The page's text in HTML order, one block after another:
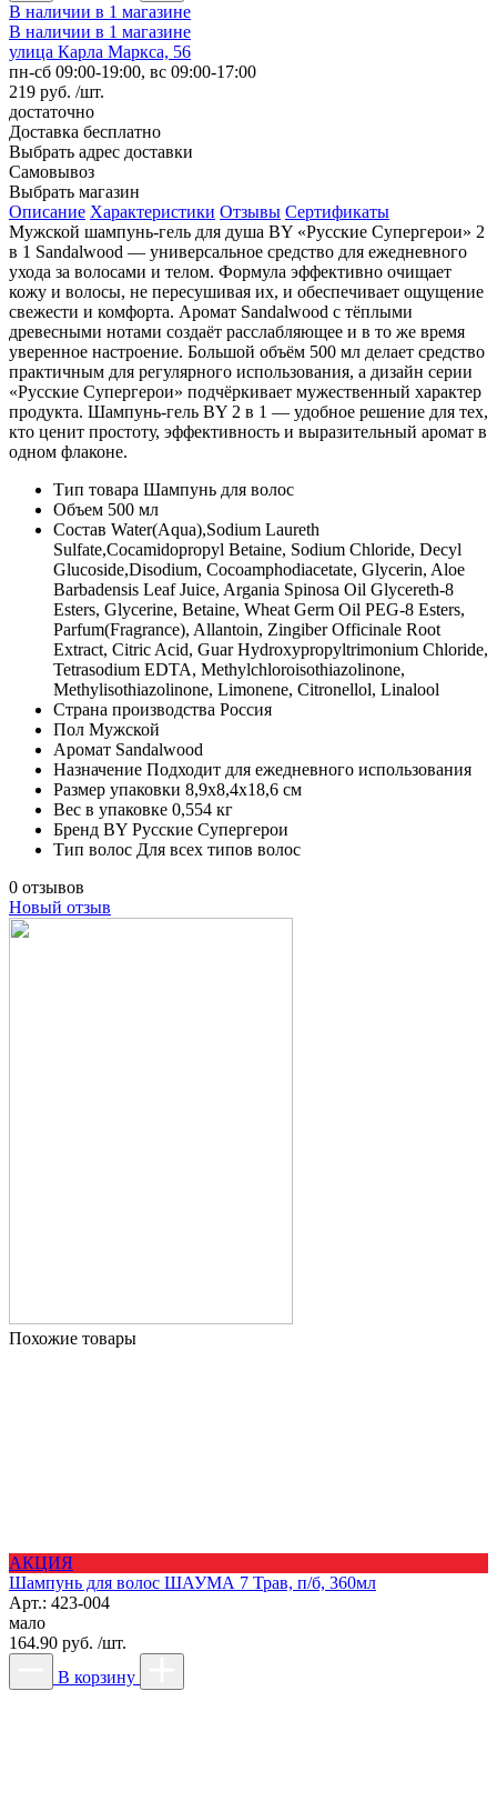
В наличии в 1 магазине
В наличии в 1 магазине
улица Карла Маркса, 56
пн-сб 09:00-19:00, вс 09:00-17:00
219 руб. /шт.
достаточно
Доставка бесплатно
Выбрать адрес доставки
Самовывоз
Выбрать магазин
Описание Характеристики Отзывы Сертификаты
Мужской шампунь-гель для душа BY «Русские Супергерои» 2
в 1 Sandalwood — универсальное средство для ежедневного
ухода за волосами и телом. Формула эффективно очищает
кожу и волосы, не пересушивая их, и обеспечивает ощущение
свежести и комфорта. Аромат Sandalwood с тёплыми
древесными нотами создаёт расслабляющее и в то же время
уверенное настроение. Большой объём 500 мл делает средство
практичным для регулярного использования, а дизайн серии
«Русские Супергерои» подчёркивает мужественный характер
продукта. Шампунь-гель BY 2 в 1 — удобное решение для тех,
кто ценит простоту, эффективность и выразительный аромат в
одном флаконе.
Тип товара Шампунь для волос
Объем 500 мл
Состав Water(Aqua),Sodium Laureth
Sulfate,Cocamidopropyl Betaine, Sodium Chloride, Decyl
Glucoside,Disodium, Cocoamphodiacetate, Glycerin, Aloe
Barbadensis Leaf Juice, Argania Spinosa Oil Glycereth-8
Esters, Glycerine, Betaine, Wheat Germ Oil PEG-8 Esters,
Parfum(Fragrance), Allantoin, Zingiber Officinale Root
Extract, Citric Acid, Guar Hydroxypropyltrimonium Chloride,
Tetrasodium EDTA, Methylchloroisothiazolinone,
Methylisothiazolinone, Limonene, Citronellol, Linalool
Страна производства Россия
Пол Мужской
Аромат Sandalwood
Назначение Подходит для ежедневного использования
Размер упаковки 8,9х8,4х18,6 см
Вес в упаковке 0,554 кг
Бренд BY Русские Супергерои
Тип волос Для всех типов волос
0 отзывов
Новый отзыв
Похожие товары
АКЦИЯ
Шампунь для волос ШАУМА 7 Трав, п/б, 360мл
Арт.: 423-004
мало
164.90 руб. /шт.
В корзину